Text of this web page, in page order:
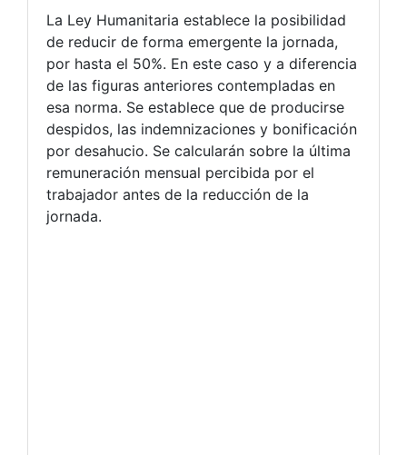
La Ley Humanitaria establece la posibilidad
de reducir de forma emergente la jornada,
por hasta el 50%. En este caso y a diferencia
de las figuras anteriores contempladas en
esa norma. Se establece que de producirse
despidos, las indemnizaciones y bonificación
por desahucio. Se calcularán sobre la última
remuneración mensual percibida por el
trabajador antes de la reducción de la
jornada.